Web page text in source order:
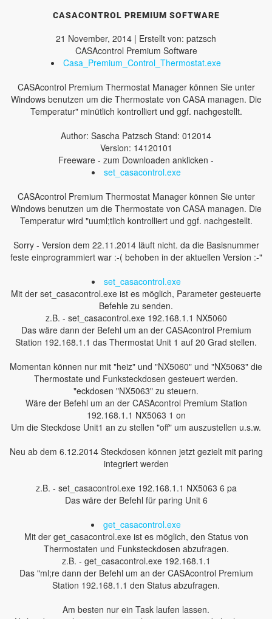
CASACONTROL PREMIUM SOFTWARE
21 November, 2014 | Erstellt von: patzsch
CASAcontrol Premium Software
Casa_Premium_Control_Thermostat.exe
CASAcontrol Premium Thermostat Manager können Sie unter
Windows benutzen um die Thermostate von CASA managen. Die
Temperatur" minütlich kontrolliert und ggf. nachgestellt.
Author: Sascha Patzsch Stand: 012014
Version: 14120101
Freeware - zum Downloaden anklicken -
set_casacontrol.exe
CASAcontrol Premium Thermostat Manager können Sie unter
Windows benutzen um die Thermostate von CASA managen. Die
Temperatur wird "uuml;tlich kontrolliert und ggf. nachgestellt.
Sorry - Version dem 22.11.2014 läuft nicht. da die Basisnummer
feste einprogrammiert war :-( behoben in der aktuellen Version :-"
set_casacontrol.exe
Mit der set_casacontrol.exe ist es möglich, Parameter gesteuerte
Befehle zu senden.
z.B. - set_casacontrol.exe 192.168.1.1 NX5060
Das wäre dann der Befehl um an der CASAcontrol Premium
Station 192.168.1.1 das Thermostat Unit 1 auf 20 Grad stellen.
Momentan können nur mit "heiz" und "NX5060" und "NX5063" die
Thermostate und Funksteckdosen gesteuert werden.
"eckdosen "NX5063" zu steuern.
Wäre der Befehl um an der CASAcontrol Premium Station
192.168.1.1 NX5063 1 on
Um die Steckdose Unit1 an zu stellen "off" um auszustellen u.s.w.
Neu ab dem 6.12.2014 Steckdosen können jetzt gezielt mit paring
integriert werden
z.B. - set_casacontrol.exe 192.168.1.1 NX5063 6 pa
Das wäre der Befehl für paring Unit 6
get_casacontrol.exe
Mit der get_casacontrol.exe ist es möglich, den Status von
Thermostaten und Funksteckdosen abzufragen.
z.B. - get_casacontrol.exe 192.168.1.1
Das "ml;re dann der Befehl um an der CASAcontrol Premium
Station 192.168.1.1 den Status abzufragen.
Am besten nur ein Task laufen lassen.